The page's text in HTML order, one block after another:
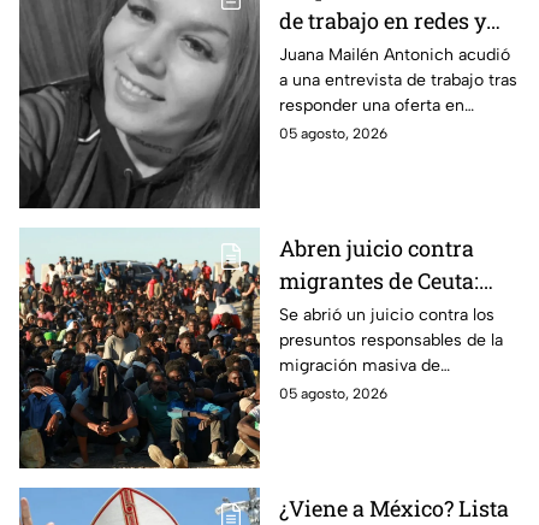
de trabajo en redes y
nunca volvió: La
historia detrás del
feminicidio de Juana
Mailén Antonich
Juana Mailén Antonich acudió
a una entrevista de trabajo tras
responder una oferta en
Facebook; fue hallada sin vida
05 agosto, 2026
Abren juicio contra
migrantes de Ceuta:
Son acusados de
provocar éxodo de más
de 70 mil personas
Se abrió un juicio contra los
presuntos responsables de la
migración masiva de
Marruecos a España en la
05 agosto, 2026
¿Viene a México? Lista